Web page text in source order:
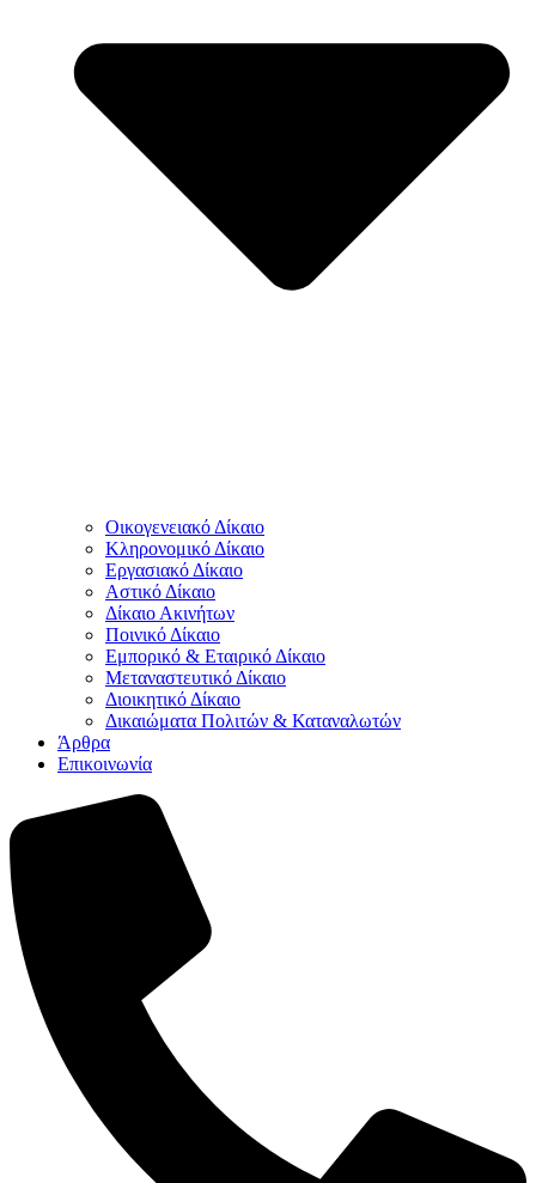
Οικογενειακό Δίκαιο
Κληρονομικό Δίκαιο
Εργασιακό Δίκαιο
Αστικό Δίκαιο
Δίκαιο Ακινήτων
Ποινικό Δίκαιο
Εμπορικό & Εταιρικό Δίκαιο
Μεταναστευτικό Δίκαιο
Διοικητικό Δίκαιο
Δικαιώματα Πολιτών & Καταναλωτών
Άρθρα
Επικοινωνία